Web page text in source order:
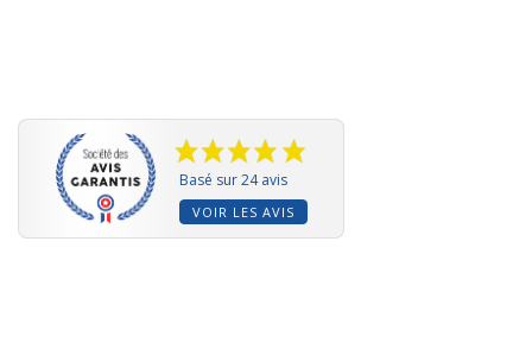
Basé sur 24 avis
VOIR LES AVIS